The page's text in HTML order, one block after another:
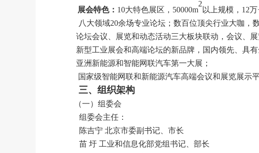
展会特色： 10大特色展区，50000m
2
以上规模， 12
八大领域20余场专业论坛；数百位顶尖行业大咖，
论坛会议、展览和动态活动三大板块联动，会议、
新型工业展会和高端论坛的新品牌，国内领先、具有
亚洲新能源和智能网联汽车第一大展；
国家级智能网联和新能源汽车高端会议和展览展示平
三、组织架构
（一）组委会
组委会主任：
陈吉宁 北京市委副书记、市长
苗 圩 工业和信息化部党组书记、部长